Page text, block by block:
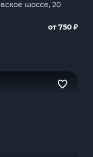
шоссе, 20
от 750 ₽